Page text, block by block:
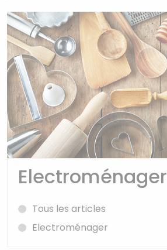
Electroménager
Tous les articles
Electroménager